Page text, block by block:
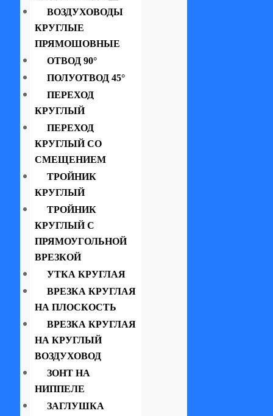
ВОЗДУХОВОДЫ
КРУГЛЫЕ
ПРЯМОШОВНЫЕ
ОТВОД 90°
ПОЛУОТВОД 45°
ПЕРЕХОД
КРУГЛЫЙ
ПЕРЕХОД
КРУГЛЫЙ СО
СМЕЩЕНИЕМ
ТРОЙНИК
КРУГЛЫЙ
ТРОЙНИК
КРУГЛЫЙ С
ПРЯМОУГОЛЬНОЙ
ВРЕЗКОЙ
УТКА КРУГЛАЯ
ВРЕЗКА КРУГЛАЯ
НА ПЛОСКОСТЬ
ВРЕЗКА КРУГЛАЯ
НА КРУГЛЫЙ
ВОЗДУХОВОД
ЗОНТ НА
НИППЕЛЕ
ЗАГЛУШКА